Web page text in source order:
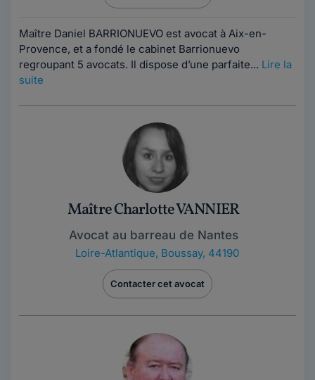
Maître Daniel BARRIONUEVO est avocat à Aix-en-
Provence, et a fondé le cabinet Barrionuevo
regroupant 5 avocats. Il dispose d’une parfaite... Lire la
suite
Maître Charlotte VANNIER
Avocat au barreau de Nantes
Loire-Atlantique, Boussay, 44190
Contacter cet avocat